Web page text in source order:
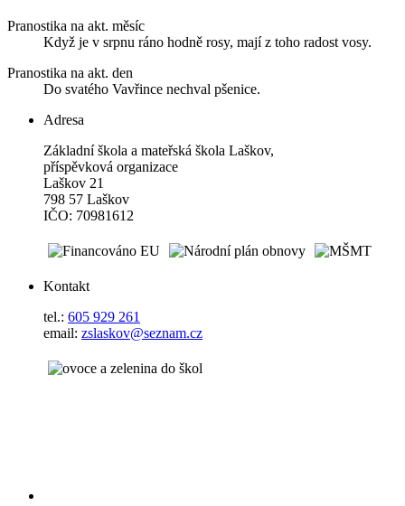
Pranostika na akt. měsíc
Když je v srpnu ráno hodně rosy, mají z toho radost vosy.
Pranostika na akt. den
Do svatého Vavřince nechval pšenice.
Adresa
Základní škola a mateřská škola Laškov,
příspěvková organizace
Laškov 21
798 57 Laškov
IČO: 70981612
Kontakt
tel.: 605 929 261
email: zslaskov@seznam.cz